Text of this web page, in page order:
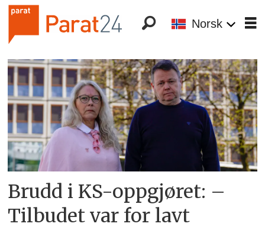
Norsk
Tag:
laila
aas
Brudd i KS-oppgjøret: –
Tilbudet var for lavt